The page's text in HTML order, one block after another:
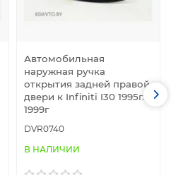
Автомобильная
наружная ручка
открытия задней правой
двери к Infiniti I30 1995г. -
1999г
DVR0740
В НАЛИЧИИ